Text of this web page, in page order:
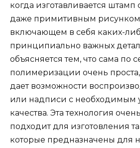
когда изготавливается
даже примитивным
включающем в себя каких-
принципиально важных
объясняется тем, что сама по
полимеризации очень
дает возможности
или надписи с необходимым
качества. Эта технология
подходит для изготовления
которые предназначены для